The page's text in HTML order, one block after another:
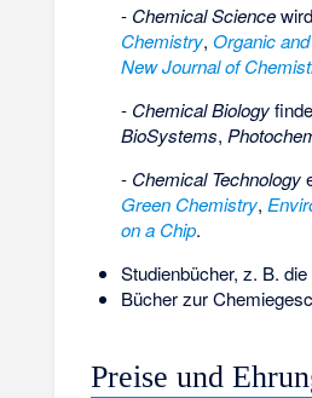
- Chemical Science
Chemistry, Organic
New Journal of
- Chemical Biology
BioSystems,
- Chemical Technology
Green Chemistry,
on a Chip.
Studienbücher, z. B. die
Bücher zur
Preise und